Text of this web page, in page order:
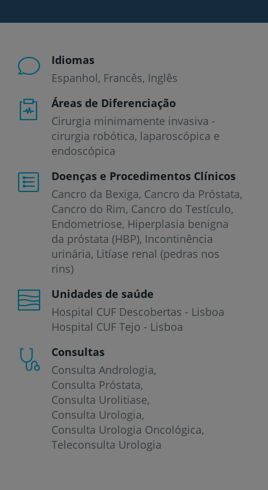
Idiomas
Espanhol Francês Inglês
Áreas de Diferenciação
Cirurgia minimamente invasiva -
cirurgia robótica, laparoscópica e
endoscópica
Doenças e Procedimentos Clínicos
Cancro da Bexiga Cancro da Próstata
Cancro do Rim Cancro do Testículo
Endometriose Hiperplasia benigna
da próstata (HBP) Incontinência
urinária Litíase renal (pedras nos
rins)
Unidades de saúde
Hospital CUF Descobertas - Lisboa
Hospital CUF Tejo - Lisboa
Consultas
Consulta Andrologia
Consulta Próstata
Consulta Urolitiase
Consulta Urologia
Consulta Urologia Oncológica
Teleconsulta Urologia